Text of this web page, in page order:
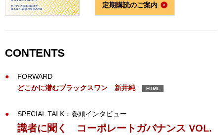
定期購読のご案内
CONTENTS
FORWARD
どこかに潜むブラックスワン 新井純
HTML
SPECIAL TALK：巻頭インタビュー
識者に聞く コーポレートガバナンス VOL.